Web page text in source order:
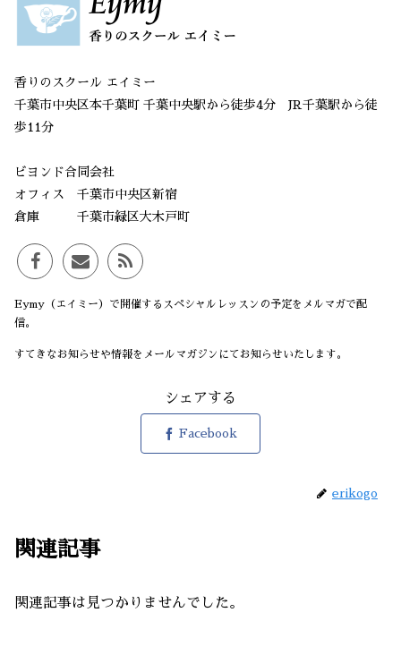
香りのスクール エイミー
千葉市中央区本千葉町 千葉中央駅から徒歩4分 JR千葉駅から徒
歩11分
ビヨンド合同会社
オフィス 千葉市中央区新宿
倉庫 千葉市緑区大木戸町
Eymy（エイミー）で開催するスペシャルレッスンの予定をメルマガで配
信。
すてきなお知らせや情報をメールマガジンにてお知らせいたします。
シェアする
Facebook
erikogo
関連記事
関連記事は見つかりませんでした。